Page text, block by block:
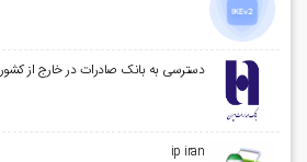
دسترسی به بانک صادرات در خارج از کشور
ip iran